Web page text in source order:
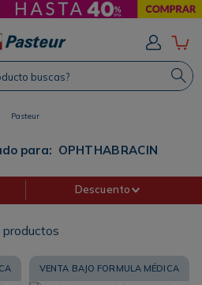
Pasteur
para: OPHTHABRACIN
Descuento
productos
VENTA BAJO FORMULA MÉDICA